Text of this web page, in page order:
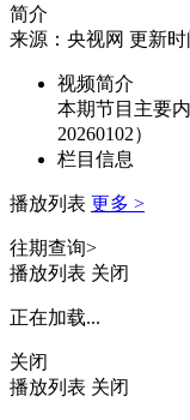
简介
来源：央视网 更新时
视频简介
本期节目主要
20260102）
栏目信息
播放列表 更多 >
往期查询>
播放列表 关闭
正在加载...
关闭
播放列表 关闭